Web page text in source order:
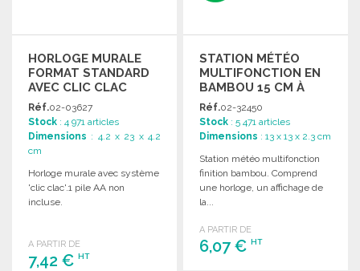
HORLOGE MURALE
FORMAT STANDARD
AVEC CLIC CLAC
Réf.02-03627
Stock : 4 971 articles
Dimensions : 4.2 x 23 x 4.2
cm
Horloge murale avec système
'clic clac'.1 pile AA non
incluse.
A PARTIR DE
7,42 € HT
STATION MÉTÉO
MULTIFONCTION EN
BAMBOU 15 CM À
PRIX DE GROS
Réf.02-32450
Stock : 5 471 articles
Dimensions : 13 x 13 x 2.3 cm
Station météo multifonction
finition bambou. Comprend
une horloge, un affichage de
la...
A PARTIR DE
6,07 €HT